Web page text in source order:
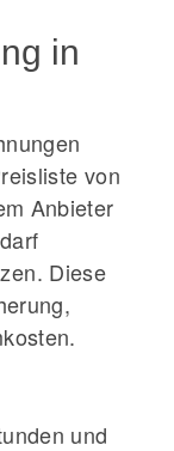
in
von
Anbieter
Diese
und